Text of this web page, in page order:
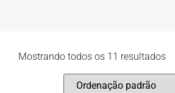
Mostrando todos os 11 resultados